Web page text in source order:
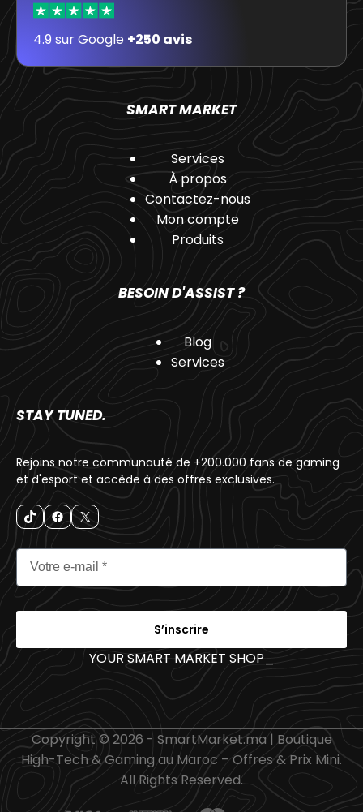
4.9 sur Google +250 avis
SMART MARKET
Services
À propos
Contactez-nous
Mon compte
Produits
BESOIN D'ASSIST ?
Blog
Services
STAY TUNED.
Rejoins notre communauté de +200.000 fans de gaming
et d'esport et accède à des offres exclusives.
S’inscrire
YOUR SMART MARKET SHOP _
Copyright © 2026 - SmartMarket.ma | Boutique
High-Tech & Gaming au Maroc – Offres & Prix Mini.
All Rights Reserved.